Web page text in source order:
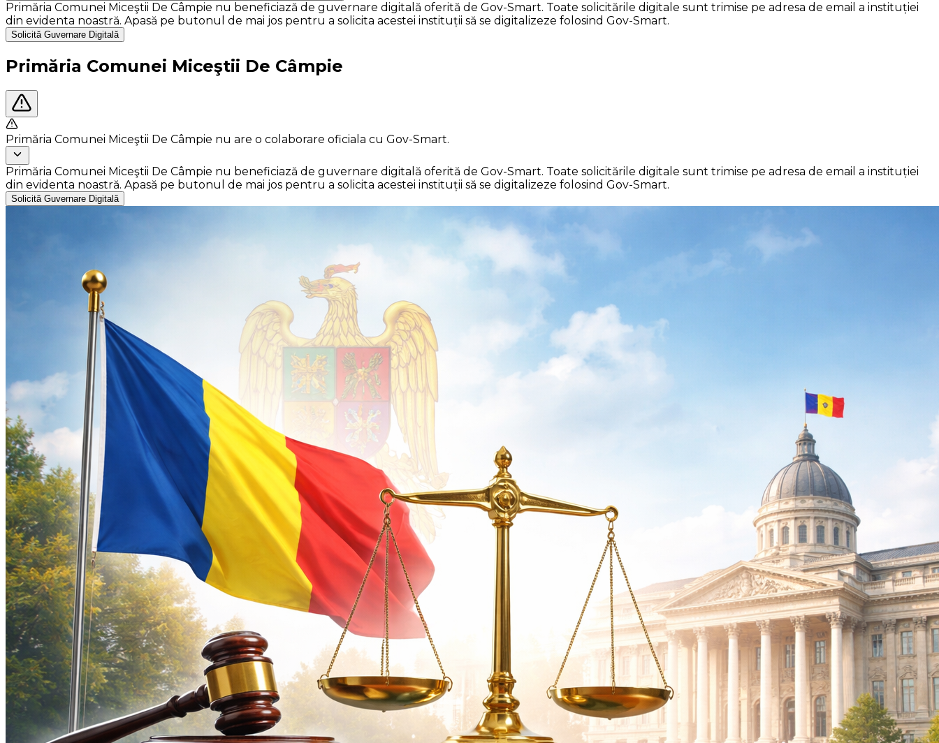
Primăria Comunei Miceştii De Câmpie nu beneficiază de guvernare digitală oferită de Gov-Smart. Toate solicitările digitale sunt trimise pe adresa de email a instituției
din evidenta noastră. Apasă pe butonul de mai jos pentru a solicita acestei instituții să se digitalizeze folosind Gov-Smart.
Solicită Guvernare Digitală
Primăria Comunei Miceştii De Câmpie
Primăria Comunei Miceştii De Câmpie nu are o colaborare oficiala cu Gov-Smart.
Primăria Comunei Miceştii De Câmpie nu beneficiază de guvernare digitală oferită de Gov-Smart. Toate solicitările digitale sunt trimise pe adresa de email a instituției
din evidenta noastră. Apasă pe butonul de mai jos pentru a solicita acestei instituții să se digitalizeze folosind Gov-Smart.
Solicită Guvernare Digitală